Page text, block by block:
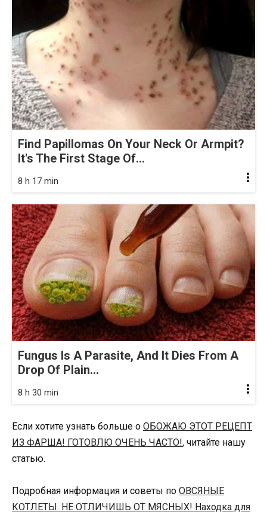
Find Papillomas On Your Neck Or Armpit?
It's The First Stage Of...
8 h 17 min
Fungus Is A Parasite, And It Dies From A
Drop Of Plain...
8 h 30 min
Если хотите узнать больше о ОБОЖАЮ ЭТОТ РЕЦЕПТ
ИЗ ФАРША! ГОТОВЛЮ ОЧЕНЬ ЧАСТО!, читайте нашу
статью.
Подробная информация и советы по ОВСЯНЫЕ
КОТЛЕТЫ. НЕ ОТЛИЧИШЬ ОТ МЯСНЫХ! Находка для